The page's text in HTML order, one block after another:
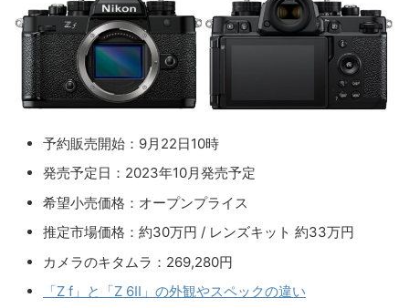
予約販売開始：9月22日10時
発売予定日：2023年10月発売予定
希望小売価格：オープンプライス
推定市場価格：約30万円 / レンズキット 約33万円
カメラのキタムラ： 269,280円
「Z f」と「Z 6II」の外観やスペックの違い